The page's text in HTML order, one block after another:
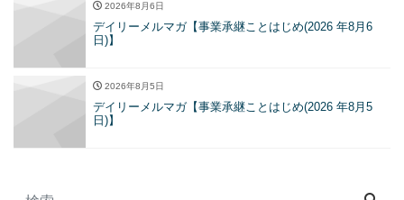
2026年8月6日
デイリーメルマガ【事業承継ことはじめ(2026 年8月6
日)】
2026年8月5日
デイリーメルマガ【事業承継ことはじめ(2026 年8月5
日)】